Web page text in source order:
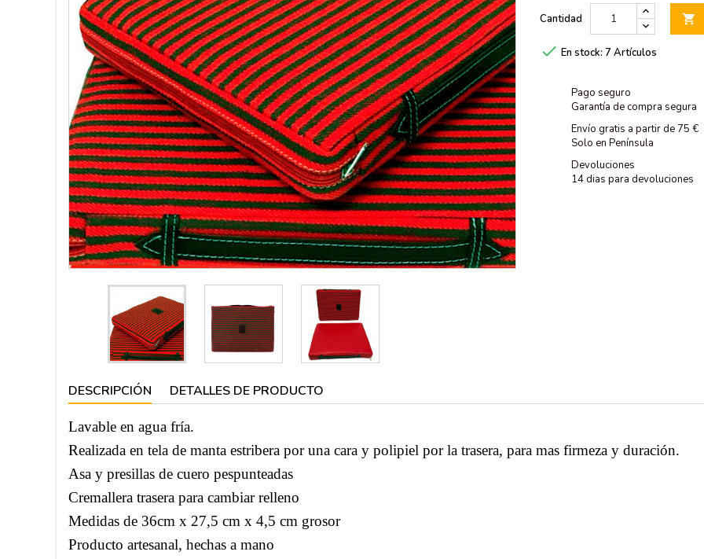
Cantidad 
 En stock: 7 Artículos
Pago seguro
Garantía de compra segura
Envío gratis a partir de 75 €
Solo en Península
Devoluciones
14 dias para devoluciones
DESCRIPCIÓN DETALLES DE PRODUCTO
Lavable en agua fría.
Realizada en tela de manta estribera por una cara y polipiel por la trasera, para mas firmeza y duración.
Asa y presillas de cuero pespunteadas
Cremallera trasera para cambiar relleno
Medidas de 36cm x 27,5 cm x 4,5 cm grosor
Producto artesanal, hechas a mano